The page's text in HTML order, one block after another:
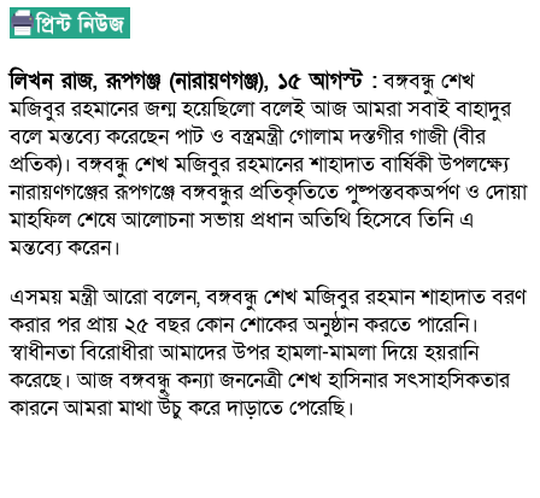
লিখন রাজ, রূপগঞ্জ (নারায়ণগঞ্জ), ১৫ আগস্ট :বঙ্গবন্ধু শেখ
মজিবুর রহমানের জন্ম হয়েছিলো বলেই আজ আমরা সবাই বাহাদুর
বলে মন্তব্যে করেছেন পাট ও বস্ত্রমন্ত্রী গোলাম দস্তগীর গাজী (বীর
প্রতিক)। বঙ্গবন্ধু শেখ মজিবুর রহমানের শাহাদাত বার্ষিকী উপলক্ষ্যে
নারায়ণগঞ্জের রূপগঞ্জে বঙ্গবন্ধুর প্রতিকৃতিতে পুষ্পস্তবকঅর্পণ ও দোয়া
মাহফিল শেষে আলোচনা সভায় প্রধান অতিথি হিসেবে তিনি এ
মন্তব্যে করেন।
এসময় মন্ত্রী আরো বলেন, বঙ্গবন্ধু শেখ মজিবুর রহমান শাহাদাত বরণ
করার পর প্রায় ২৫ বছর কোন শোকের অনুষ্ঠান করতে পারেনি।
স্বাধীনতা বিরোধীরা আমাদের উপর হামলা-মামলা দিয়ে হয়রানি
করেছে। আজ বঙ্গবন্ধু কন্যা জননেত্রী শেখ হাসিনার সৎসাহসিকতার
কারনে আমরা মাথা উঁচু করে দাড়াতে পেরেছি।